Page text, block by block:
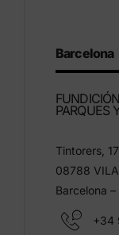
Barcelona
PARQUES
Tintorers, 17
08788
Barcelona –
+34